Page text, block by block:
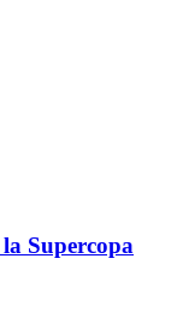
Supercopa